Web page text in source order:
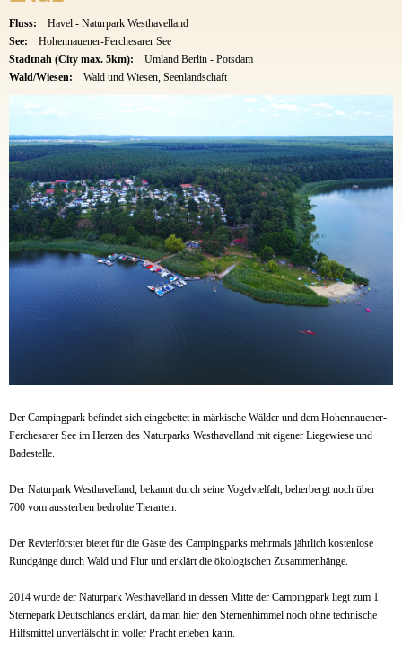
Fluss:
Havel - Naturpark Westhavelland
See:
Hohennauener-Ferchesarer See
Stadtnah (City max. 5km):
Umland Berlin - Potsdam
Wald/Wiesen:
Wald und Wiesen, Seenlandschaft
Der Campingpark befindet sich eingebettet in märkische Wälder und dem Hohennauener-
Ferchesarer See im Herzen des Naturparks Westhavelland mit eigener Liegewiese und
Badestelle.
Der Naturpark Westhavelland, bekannt durch seine Vogelvielfalt, beherbergt noch über
700 vom aussterben bedrohte Tierarten.
Der Revierförster bietet für die Gäste des Campingparks mehrmals jährlich kostenlose
Rundgänge durch Wald und Flur und erklärt die ökologischen Zusammenhänge.
2014 wurde der Naturpark Westhavelland in dessen Mitte der Campingpark liegt zum 1.
Sternepark Deutschlands erklärt, da man hier den Sternenhimmel noch ohne technische
Hilfsmittel unverfälscht in voller Pracht erleben kann.